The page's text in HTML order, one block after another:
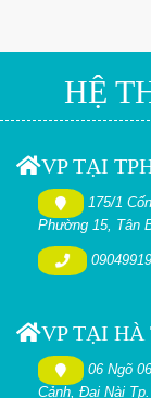
HỆ
VP TẠI
175/1
Phường 15, Tân
VP TẠI HÀ
06 Ngõ
Cảnh, Đại Nài